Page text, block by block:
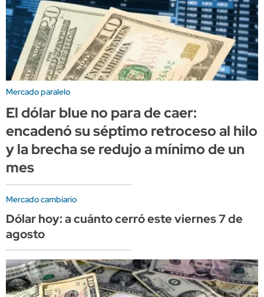
Mercado paralelo
El dólar blue no para de caer:
encadenó su séptimo retroceso al hilo
y la brecha se redujo a mínimo de un
mes
Mercado cambiario
Dólar hoy: a cuánto cerró este viernes 7 de
agosto